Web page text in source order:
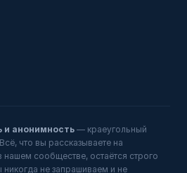
и анонимность — краеугольный
что вы рассказываете на
нашем сообществе, остаётся строго
не запрашиваем и не